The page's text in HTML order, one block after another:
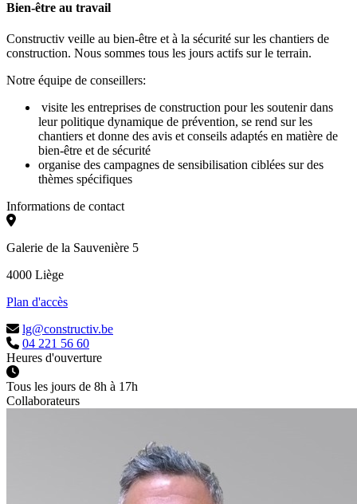
Bien-être au travail
Constructiv veille au bien-être et à la sécurité sur les chantiers de
construction. Nous sommes tous les jours actifs sur le terrain.
Notre équipe de conseillers:
visite les entreprises de construction pour les soutenir dans
leur politique dynamique de prévention, se rend sur les
chantiers et donne des avis et conseils adaptés en matière de
bien-être et de sécurité
organise des campagnes de sensibilisation ciblées sur des
thèmes spécifiques
Informations de contact
Galerie de la Sauvenière 5
4000 Liège
Plan d'accès
lg@constructiv.be
04 221 56 60
Heures d'ouverture
Tous les jours de 8h à 17h
Collaborateurs